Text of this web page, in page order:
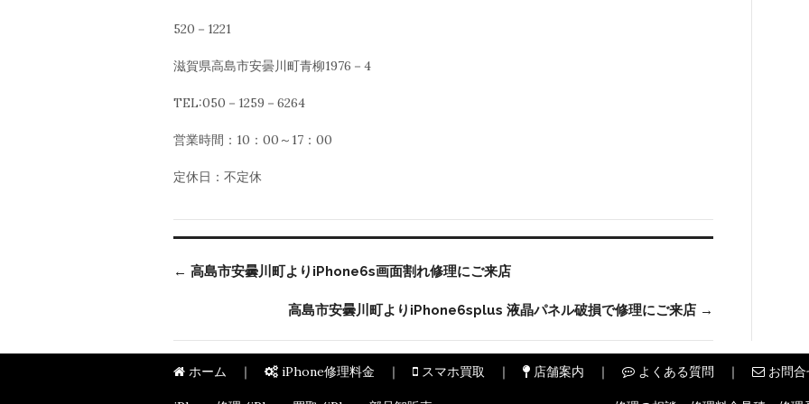
520－1221
滋賀県高島市安曇川町青柳1976－4
TEL:050－1259－6264
営業時間：10：00～17：00
定休日：不定休
← 高島市安曇川町よりiPhone6s画面割れ修理にご来店
高島市安曇川町よりiPhone6splus 液晶パネル破損で修理にご来店 →
ホーム iPhone修理料金 スマホ買取 店舗案内 よくある質問 お問